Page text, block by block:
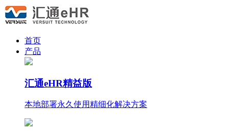
首页
产品
汇通eHR精益版
本地部署永久使用精细化解决方案